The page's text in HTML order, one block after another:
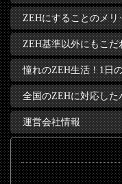
ZEHにすることのメリ
ZEH基準以外にもこ
憧れのZEH生活！1日
全国のZEHに対応し
運営会社情報